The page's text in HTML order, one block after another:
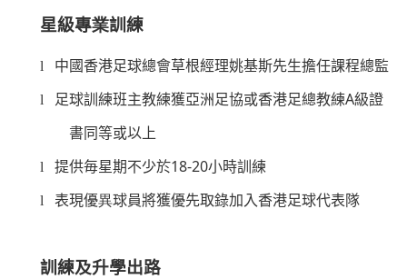
星級專業訓練
l 中國香港足球總會草根經理姚基斯先生擔任課程總監
l 足球訓練班主教練獲亞洲足協或香港足總教練A級證
書同等或以上
l 提供毎星期不少於18-20小時訓練
l 表現優異球員將獲優先取錄加入香港足球代表隊
訓練及升學出路